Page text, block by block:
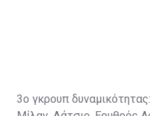
3ο γκρουπ